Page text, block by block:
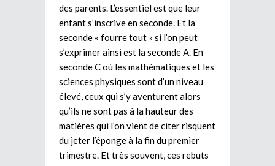
des parents. L’essentiel est que leur
enfant s’inscrive en seconde. Et la
seconde « fourre tout » si l’on peut
s’exprimer ainsi est la seconde A. En
seconde C où les mathématiques et les
sciences physiques sont d’un niveau
élevé, ceux qui s’y aventurent alors
qu’ils ne sont pas à la hauteur des
matières qui l’on vient de citer risquent
du jeter l’éponge à la fin du premier
trimestre. Et très souvent, ces rebuts